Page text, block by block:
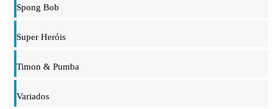
Spong Bob
Super Heróis
Timon & Pumba
Variados